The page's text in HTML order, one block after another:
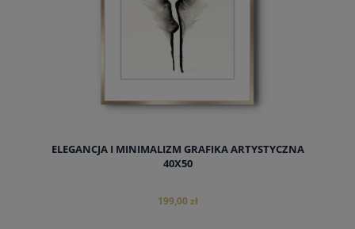
ELEGANCJA I MINIMALIZM GRAFIKA ARTYSTYCZNA
40X50
199,00 zł